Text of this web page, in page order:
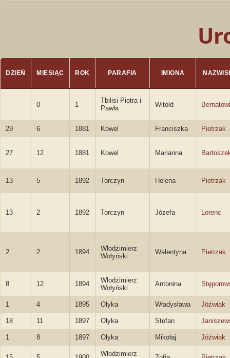
DZIEŃ MIESIĄC ROK PARAFIA IMIONA
0 1
Tbilisi Piotra i
Pawła
Witold
29 6 1881 Kowel Franciszka Pietrzak
27 12 1881 Kowel Marianna
13 5 1892 Torczyn Helena Pietrzak
13 2 1892 Torczyn Józefa Lorenc
2 2 1894
Włodzimierz
Wołyński
Walentyna Pietrzak
8 12 1894
Włodzimierz
Wołyński
Antonina
1 4 1895 Ołyka Władysława Jóźwiak
18 11 1897 Ołyka Stefan
1 8 1897 Ołyka Mikołaj Jóźwiak
Włodzimierz